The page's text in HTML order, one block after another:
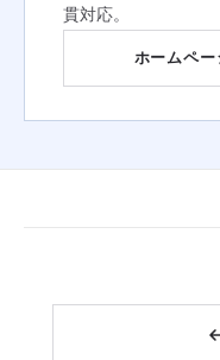
貫対応。
ホームペ